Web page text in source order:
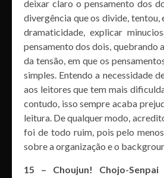
deixar claro o pensamento dos
divergência que os divide, tentou,
dramaticidade, explicar
pensamento dos dois, quebrando
da tensão, em que os
simples. Entendo a necessidade
aos leitores que tem mais
contudo, isso sempre acaba
leitura. De qualquer modo,
foi de todo ruim, pois pelo
sobre a organização e o
15 – Choujun! Chojo-Senpai